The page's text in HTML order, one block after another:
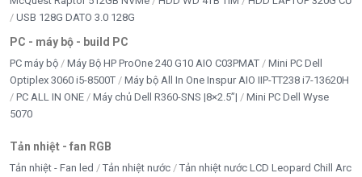
USB 128G DATO 3.0 128G
PC - máy bộ - build PC
PC máy bộ Máy Bộ HP ProOne 240 G10 AIO C03PMAT
Mini PC Dell
Optiplex 3060 i5-8500T
Máy bộ All In One Inspur AIO IIP-TT238 i7-13620H
PC ALL IN ONE
Máy chủ Dell R360-SNS |8×2.5”|
Mini PC Dell Wyse
5070
Tản nhiệt - fan RGB
Tản nhiệt - Fan led Tản nhiệt nước
Tản nhiệt nước LCD Leopard Chill Arc